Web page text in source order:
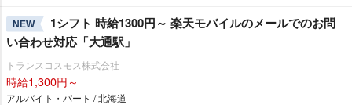
NEW
1シフト 時給1300円～ 楽天モバイルのメールでのお問
い合わせ対応「大通駅」
トランスコスモス株式会社
時給1,300円～
アルバイト・パート / 北海道